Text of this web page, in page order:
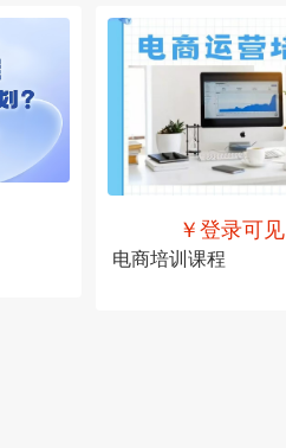
￥登录可见
电商培训课程